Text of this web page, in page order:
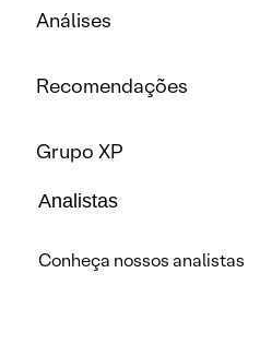
Análises
Recomendações
Grupo XP
Analistas
Conheça nossos analistas